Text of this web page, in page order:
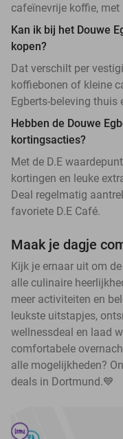
cafeïnevrije koffie, met
Kan ik bij het Douwe
kopen?
Dat verschilt per
koffiebonen of kleine
Egberts-beleving thuis
Hebben de Douwe
kortingsacties?
Met de D.E
kortingen en leuke
Deal regelmatig
favoriete D.E Café.
Maak je dagje
Kijk je ernaar uit om
alle culinaire
meer activiteiten en
leukste uitstapjes,
wellnessdeal en laad
comfortabele
alle mogelijkheden?
deals in Dortmund.💙